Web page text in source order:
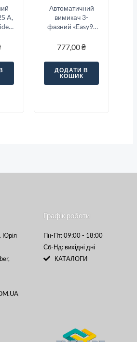
A,
Автоматичний
вимикач 3-
фазний «Easy9»
«C»
777,00₴
ДОДАТИ В
КОШИК
Юрія
Графік роботи
Пн-Пт: 09:00 - 18:00
Сб-Нд: вихідні дні
КАТАЛОГИ